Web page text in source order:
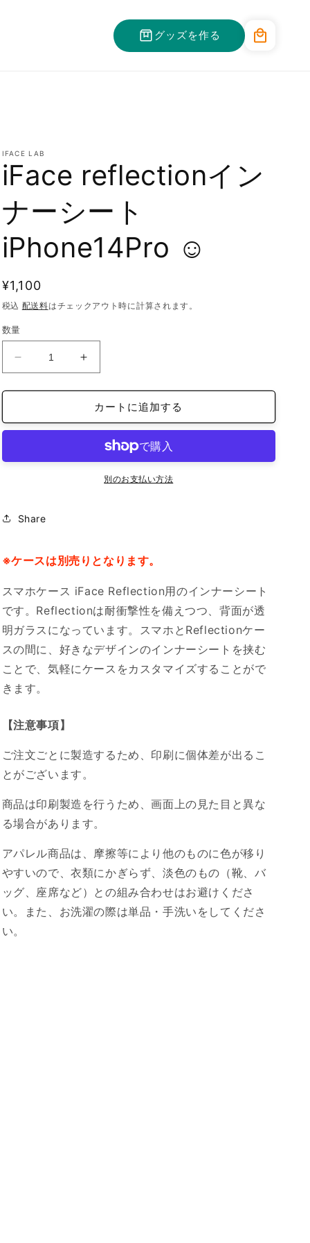
グッズを作る
ー
IFACE LAB
iFace reflectionイン
ナーシート
iPhone14Pro ☺︎
通
常
価
格
¥1,100
税込 配送料はチェックアウト時に計算されます。
数量
reflection
イ
ナ
シ
☺︎
数
を
減
ら
す
iFace
reflection
イ
ン
ナ
シ
数
を
増
す
カートに追加する
別のお支払い方法
Share
※ケースは別売りとなります。
スマホケース iFace Reflection用のインナーシート
です。Reflectionは耐衝撃性を備えつつ、背面が透
明ガラスになっています。スマホとReflectionケー
スの間に、好きなデザインのインナーシートを挟む
ことで、気軽にケースをカスタマイズすることがで
きます。
【注意事項】
ご注文ごとに製造するため、印刷に個体差が出るこ
とがございます。
商品は印刷製造を行うため、画面上の見た目と異な
る場合があります。
アパレル商品は、摩擦等により他のものに色が移り
やすいので、衣類にかぎらず、淡色のもの（靴、バ
ッグ、座席など）との組み合わせはお避けくださ
い。また、お洗濯の際は単品・手洗いをしてくださ
い。